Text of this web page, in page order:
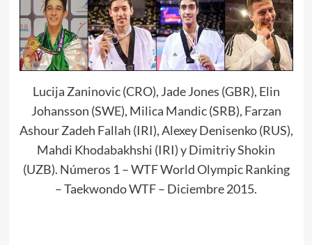
Lucija Zaninovic (CRO), Jade Jones (GBR), Elin
Johansson (SWE), Milica Mandic (SRB), Farzan
Ashour Zadeh Fallah (IRI), Alexey Denisenko (RUS),
Mahdi Khodabakhshi (IRI) y Dimitriy Shokin
(UZB). Números 1 – WTF World Olympic Ranking
– Taekwondo WTF – Diciembre 2015.